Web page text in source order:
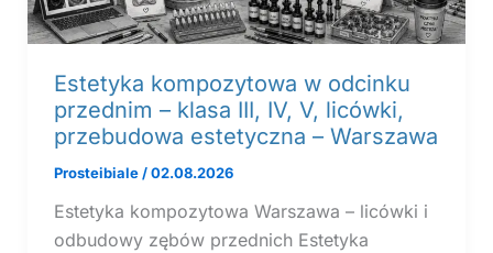
Estetyka kompozytowa w odcinku
przednim – klasa III, IV, V, licówki,
przebudowa estetyczna – Warszawa
Prosteibiale /02.08.2026
Estetyka kompozytowa Warszawa – licówki i
odbudowy zębów przednich Estetyka